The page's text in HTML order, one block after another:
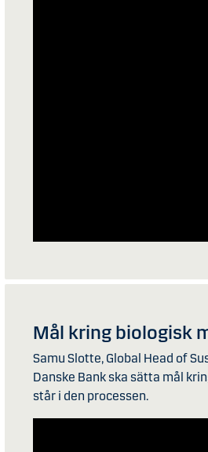
Mål kring biologisk
Samu Slotte, Global Head of
Danske Bank ska sätta mål
står i den processen.